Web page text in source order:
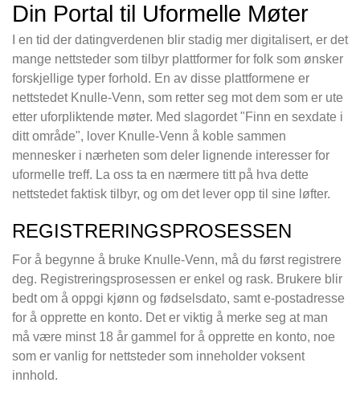
Din Portal til Uformelle Møter
I en tid der datingverdenen blir stadig mer digitalisert, er det
mange nettsteder som tilbyr plattformer for folk som ønsker
forskjellige typer forhold. En av disse plattformene er
nettstedet Knulle-Venn, som retter seg mot dem som er ute
etter uforpliktende møter. Med slagordet "Finn en sexdate i
ditt område", lover Knulle-Venn å koble sammen
mennesker i nærheten som deler lignende interesser for
uformelle treff. La oss ta en nærmere titt på hva dette
nettstedet faktisk tilbyr, og om det lever opp til sine løfter.
REGISTRERINGSPROSESSEN
For å begynne å bruke Knulle-Venn, må du først registrere
deg. Registreringsprosessen er enkel og rask. Brukere blir
bedt om å oppgi kjønn og fødselsdato, samt e-postadresse
for å opprette en konto. Det er viktig å merke seg at man
må være minst 18 år gammel for å opprette en konto, noe
som er vanlig for nettsteder som inneholder voksent
innhold.